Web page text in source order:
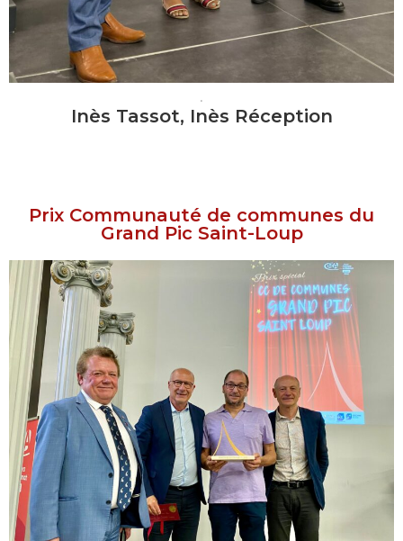
.
Inès Tassot, Inès Réception
Prix Communauté de communes du
Grand Pic Saint-Loup